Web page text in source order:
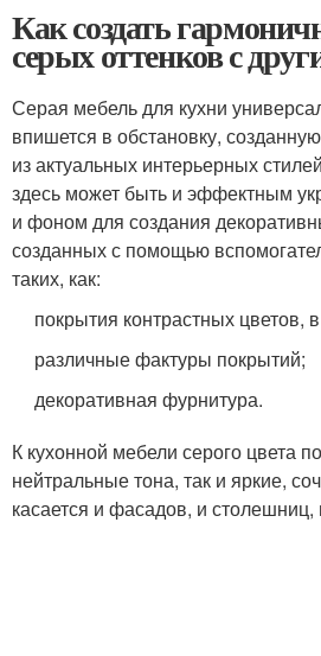
Как создать
серых оттенков с
Серая мебель для кухни
впишется в обстановку,
из актуальных интерьерных
здесь может быть и эффектным
и фоном для создания
созданных с помощью
таких, как:
покрытия контрастных цветов,
различные фактуры покрытий;
декоративная фурнитура.
К кухонной мебели серого цвета
нейтральные тона, так и яркие,
касается и фасадов, и столешниц,